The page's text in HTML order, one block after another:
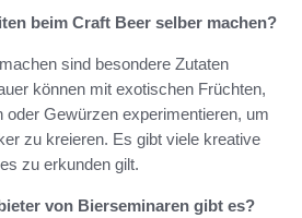
beim Craft Beer selber machen?
sind besondere Zutaten
können mit exotischen Früchten,
oder Gewürzen experimentieren, um
zu kreieren. Es gibt viele kreative
zu erkunden gilt.
von Bierseminaren gibt es?